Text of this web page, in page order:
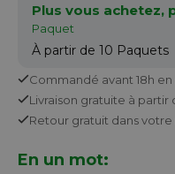
Plus vous achetez,
Paquet
À partir de 10 Paquets
Commandé avant 18h en
Livraison gratuite à partir
Retour gratuit dans votre
En un mot: